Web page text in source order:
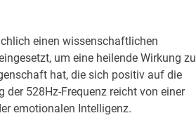
einen wissenschaftlichen
um eine heilende Wirkung zu
hat, die sich positiv auf die
528Hz-Frequenz reicht von einer
emotionalen Intelligenz.